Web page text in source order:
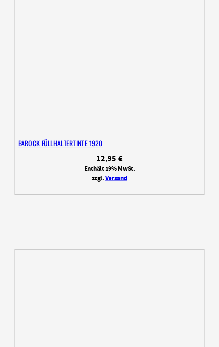
BAROCK FÜLLHALTERTINTE 1920
12,95 €
Enthält 19% MwSt.
zzgl.Versand